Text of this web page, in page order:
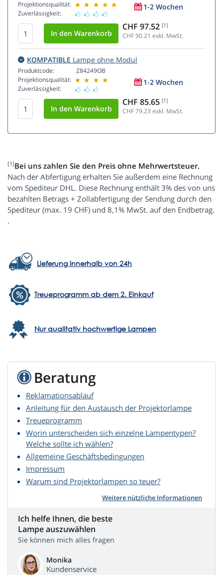
Projektionsqualität:
Zuverlässigkeit:
1-2 Wochen
CHF 97.52 [1]
CHF 90.21 exkl. MwSt.
KOMPATIBLE Lampe ohne Modul
Produktcode:
Projektionsqualität:
Zuverlässigkeit:
Z84249OB
1-2 Wochen
CHF 85.65 [1]
CHF 79.23 exkl. MwSt.
[1]Bei uns zahlen Sie den Preis ohne Mehrwertsteuer.
Nach der Abfertigung erhalten Sie außerdem eine Rechnung
vom Spediteur DHL. Diese Rechnung enthält 3% des von uns
bezahlten Betrags + Zollabfertigung der Sendung durch den
Spediteur (max. 19 CHF) und 8,1% MwSt. auf den Endbetrag.
.
Lieferung innerhalb von 24h
Treueprogramm ab dem 2. Einkauf
Nur qualitativ hochwertige Lampen
Beratung
Reklamationsablauf
Anleitung für den Austausch der Projektorlampe
Treueprogramm
Worin unterscheiden sich einzelne Lampentypen?
Welche sollte ich wählen?
Allgemeine Geschäftsbedingungen
Impressum
Warum sind Projektorlampen so teuer?
Weitere nützliche Informationen
Ich helfe Ihnen, die beste
Lampe auszuwählen
Sie können mich alles fragen
Monika
Kundenservice